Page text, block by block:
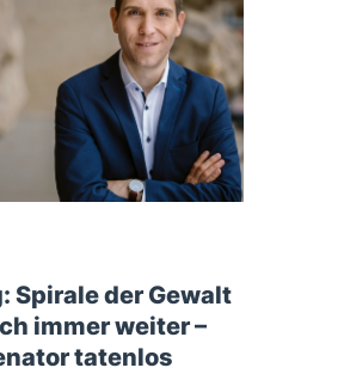
Spirale der Gewalt
immer weiter –
tatenlos